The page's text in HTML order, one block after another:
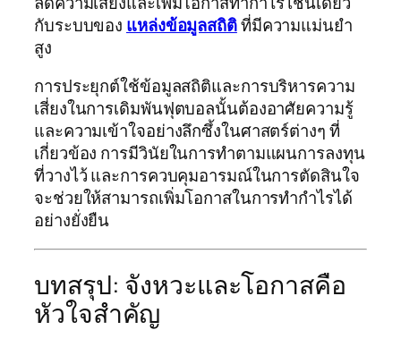
กับระบบของ แหล่งข้อมูลสถิติที่มีความแม่นยำ
สูง
การประยุกต์ใช้ข้อมูลสถิติและการบริหารความ
เสี่ยงในการเดิมพันฟุตบอลนั้นต้องอาศัยความรู้
และความเข้าใจอย่างลึกซึ้งในศาสตร์ต่างๆ ที่
เกี่ยวข้อง การมีวินัยในการทำตามแผนการลงทุน
ที่วางไว้ และการควบคุมอารมณ์ในการตัดสินใจ
จะช่วยให้สามารถเพิ่มโอกาสในการทำกำไรได้
อย่างยั่งยืน
บทสรุป: จังหวะและโอกาสคือ
หัวใจสำคัญ